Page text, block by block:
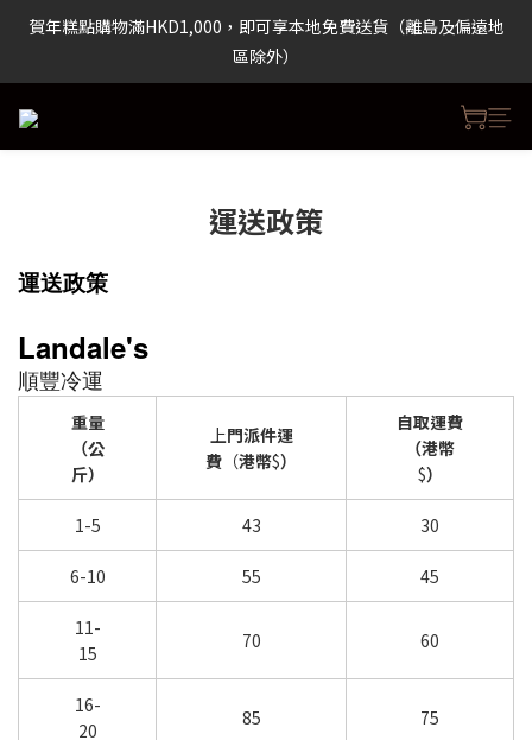
賀年糕點購物滿HKD1,000，即可享本地免費送貨（離島及偏遠地
區除外）
賀年糕點購物滿HKD1,000，即可享本地免費送貨（離島及偏遠地
區除外）
賀年糕點購物滿HKD1,000，即可享本地免費送貨（離島及偏遠地
運送政策
運送政策
Landale's
順豐冷運
重量
（公
斤）
上門派件運
費 （港幣$）
自取運費
（港幣
$）
1-5 43 30
6-10 55 45
11-
15
70 60
16-
20
85 75